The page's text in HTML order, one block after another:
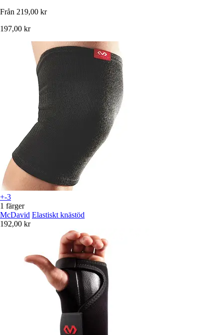
Från 219,00 kr
197,00 kr
+-3
1 färger
McDavid Elastiskt knästöd
192,00 kr